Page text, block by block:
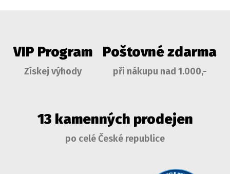
VIP Program
Získej výhody
Poštovné zdarma
při nákupu nad 1.000,-
13 kamenných prodejen
po celé České republice